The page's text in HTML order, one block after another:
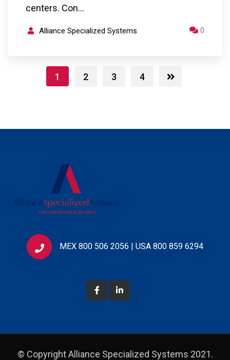
centers. Con…
Alliance Specialized Systems 0
1 2 3 4
MEX 800 506 2056 | USA 800 859 6294
© Copyright Alliance Specialized Systems 2021.